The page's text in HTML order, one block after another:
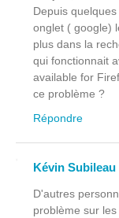
Depuis
onglet ( google)
plus dans la
qui fonctionnait
available for
ce problème ?
Répondre
Kévin Subileau
D'autres
problème sur